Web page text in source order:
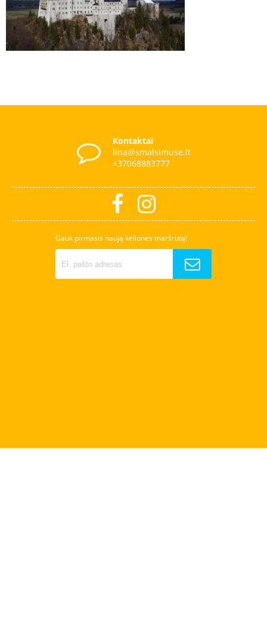
Kontaktai
lina@smalsimuse.lt
+37068883777
Gauk pirmasis naują kelionės maršrutą!